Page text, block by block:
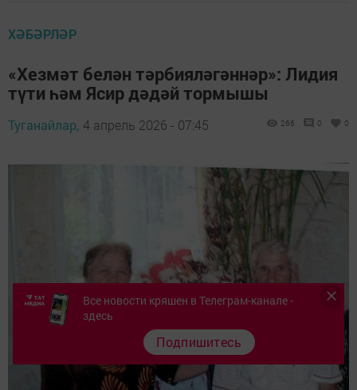
ХӘБӘРЛӘР
«Хезмәт белән тәрбияләгәннәр»: Лидия
түти һәм Ясир дәдәй тормышы
Туганайлар, 4 апрель 2026 - 07:45 266 0 0
Все новости кряшен в Телеграм-канале -
здесь
Подпишитесь